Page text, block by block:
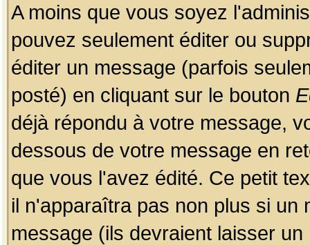
A moins que vous soyez
pouvez seulement éditer ou
éditer un message (parfois
posté) en cliquant sur le bouton
déjà répondu à votre message,
dessous de votre message en
que vous l'avez édité. Ce petit
il n'apparaîtra pas non plus si un
message (ils devraient laisser